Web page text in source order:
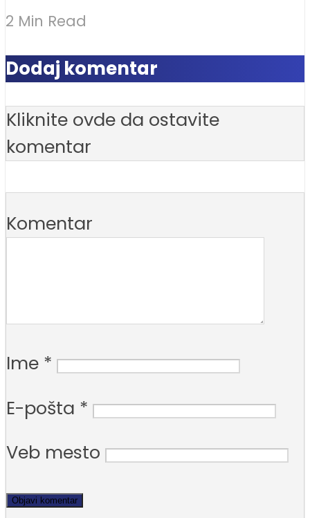
2 Min Read
Dodaj komentar
Kliknite ovde da ostavite
komentar
Komentar
Ime *
E-pošta *
Veb mesto